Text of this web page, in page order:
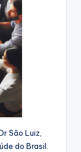
São Luiz,
do Brasil.